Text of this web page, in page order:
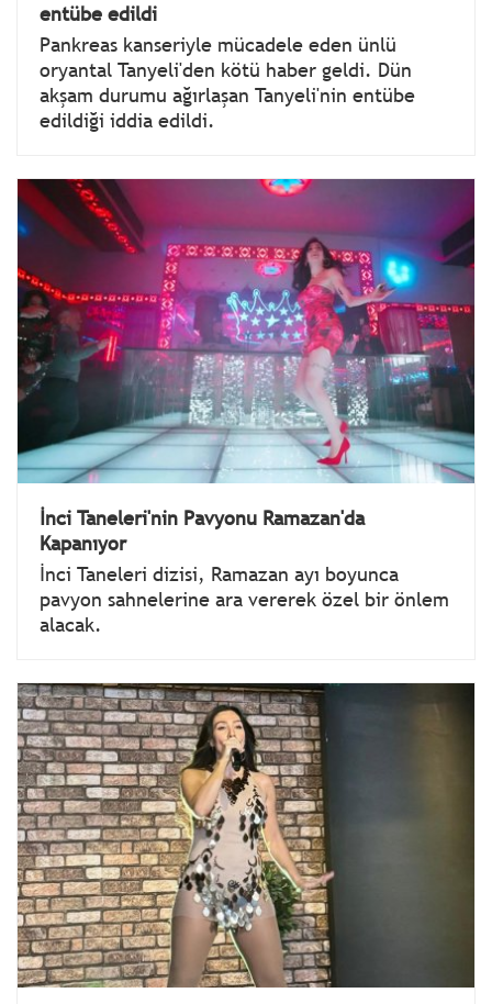
entübe edildi
Pankreas kanseriyle mücadele eden ünlü
oryantal Tanyeli'den kötü haber geldi. Dün
akşam durumu ağırlaşan Tanyeli'nin entübe
edildiği iddia edildi.
İnci Taneleri'nin Pavyonu Ramazan'da
Kapanıyor
İnci Taneleri dizisi, Ramazan ayı boyunca
pavyon sahnelerine ara vererek özel bir önlem
alacak.